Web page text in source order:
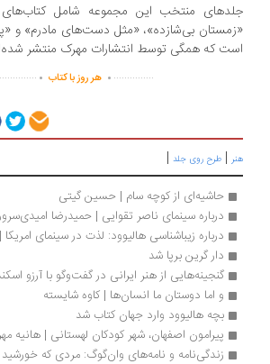
منتخب این مجموعه شامل کتاب‌های «سلفی
بی‌شازده»، «مثل دست‌های مادرم» و «پسری
که همگی توسط انتشارات مهرک منتشر شده‌اند.
...............
. هر روز با کتاب .
...............
طرح روی جلد|
حاشیه‌ای از کوچه سام | حسین گیتی
درباره سینمای ناصر تقوایی | حمیدرضا امیدی‌سرور
درباره زیباشناسی هالیوود: لذت در سینمای امریکا | علی
دار گرین برپا شد
گنجینه‌هايی از هنر ایرانی در گفت‌وگو با آرزو اسکندری
و اما دوستان ما انسان‌ها | کاوه شایسته
بچه هالیوود وارد جهان کتاب شد
پیرامون اصفهان، شهر کودکان لهستانی | هانیه مهرمطلق